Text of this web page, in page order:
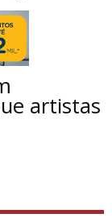
artistas